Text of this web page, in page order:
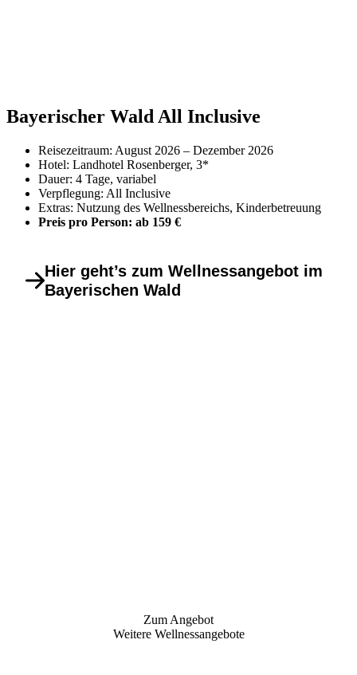
Bayerischer Wald All Inclusive
Reisezeitraum: August 2026 – Dezember 2026
Hotel: Landhotel Rosenberger, 3*
Dauer: 4 Tage, variabel
Verpflegung: All Inclusive
Extras: Nutzung des Wellnessbereichs, Kinderbetreuung
Preis pro Person: ab 159 €
Hier geht’s zum Wellnessangebot im
Bayerischen Wald
Zum Angebot
Weitere Wellnessangebote